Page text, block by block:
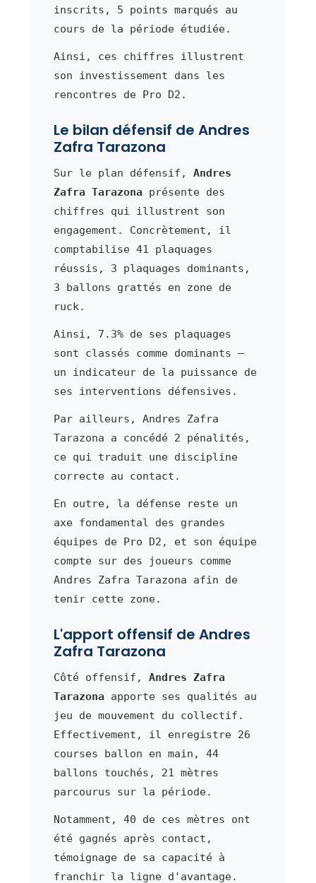
inscrits, 5 points marqués au
cours de la période étudiée.
Ainsi, ces chiffres illustrent
son investissement dans les
rencontres de Pro D2.
Le bilan défensif de Andres
Zafra Tarazona
Sur le plan défensif, Andres
Zafra Tarazona présente des
chiffres qui illustrent son
engagement. Concrètement, il
comptabilise 41 plaquages
réussis, 3 plaquages dominants,
3 ballons grattés en zone de
ruck.
Ainsi, 7.3% de ses plaquages
sont classés comme dominants —
un indicateur de la puissance de
ses interventions défensives.
Par ailleurs, Andres Zafra
Tarazona a concédé 2 pénalités,
ce qui traduit une discipline
correcte au contact.
En outre, la défense reste un
axe fondamental des grandes
équipes de Pro D2, et son équipe
compte sur des joueurs comme
Andres Zafra Tarazona afin de
tenir cette zone.
L'apport offensif de Andres
Zafra Tarazona
Côté offensif, Andres Zafra
Tarazona apporte ses qualités au
jeu de mouvement du collectif.
Effectivement, il enregistre 26
courses ballon en main, 44
ballons touchés, 21 mètres
parcourus sur la période.
Notamment, 40 de ces mètres ont
été gagnés après contact,
témoignage de sa capacité à
franchir la ligne d'avantage.